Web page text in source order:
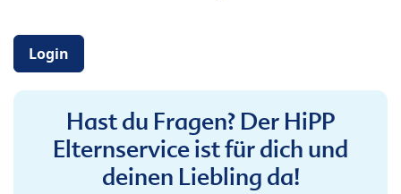
Login
Hast du Fragen? Der HiPP
Elternservice ist für dich und
deinen Liebling da!